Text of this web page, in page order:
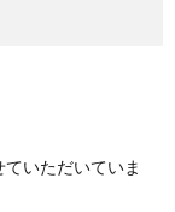
いただいていま